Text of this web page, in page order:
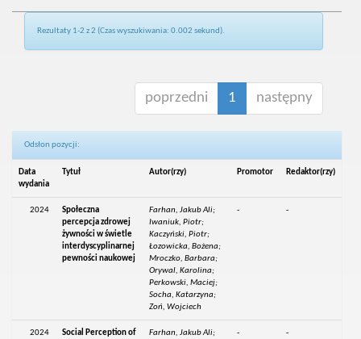
Rezultaty 1-2 z 2 (Czas wyszukiwania: 0.002 sekund).
poprzedni 1 następny
Odsłon pozycji:
Data
wydania
Tytuł Autor(rzy) Promotor Redaktor(rzy)
2024
Społeczna
percepcja zdrowej
żywności w świetle
interdyscyplinarnej
pewności naukowej
Farhan, Jakub Ali;
Iwaniuk, Piotr;
Kaczyński, Piotr;
Łozowicka, Bożena;
Mroczko, Barbara;
Orywal, Karolina;
Perkowski, Maciej;
Socha, Katarzyna;
Zoń, Wojciech
- -
2024
Social Perception of
Farhan, Jakub Ali;
- -